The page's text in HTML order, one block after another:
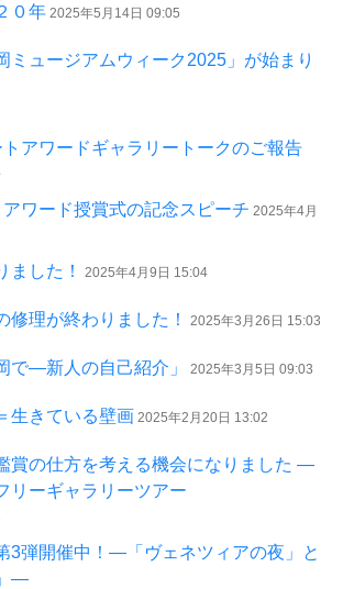
０年 2025年5月14日 09:05
ミュージアムウィーク2025」が始まり
アワードギャラリートークのご報告
ワード授賞式の記念スピーチ 2025年4月
ました！ 2025年4月9日 15:04
修理が終わりました！ 2025年3月26日 15:03
で―新人の自己紹介」 2025年3月5日 09:03
生きている壁画 2025年2月20日 13:02
賞の仕方を考える機会になりました ―
リーギャラリーツアー
3弾開催中！―「ヴェネツィアの夜」と
―